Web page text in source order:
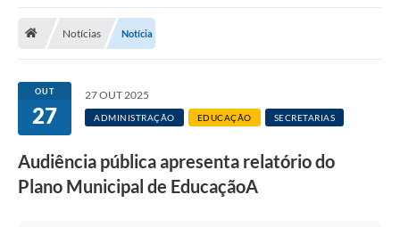
Notícias Notícia
OUT
27
27 OUT 2025
ADMINISTRAÇÃO EDUCAÇÃO SECRETARIAS
Audiência pública apresenta relatório do
Plano Municipal de EducaçãoA